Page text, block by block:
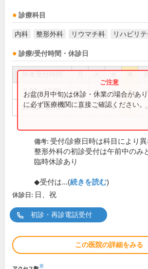
診療科目
内科 整形外科 リウマチ科 リハビリ
診療/受付時間・休診日
9:00～12:30 ● ● ● ● ●
14:30～17:30 ● ● ● ●
お盆(8月中旬)は休診・休業の場合があ
に必ず医療機関に直接ご確認ください。
備考: 受付/診療日時は科目により異
整形外科の初診受付は午前中のみ
臨時休診あり
◆受付は...(続きを読む)
休診日: 日、祝
初診・再診電話受付
この医院の詳細をみる
※